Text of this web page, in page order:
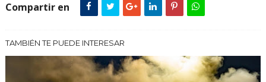
Compartir en
TAMBIÉN TE PUEDE INTERESAR